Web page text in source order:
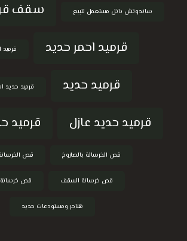
ساندوتش بانل مستعمل للبيع
سقف
قرميد احمر حديد
قرميد
قرميد حديد قرميد حديد
قرميد حديد عازل قرميد
قص الخرسانة بالصاروخ قص الخرسانة
قص خرسانة السقف قص خرسانة
هناجر ومستودعات حديد